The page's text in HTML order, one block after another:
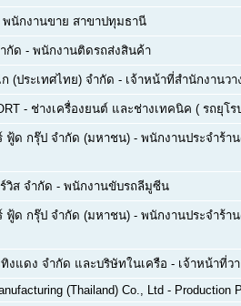
พนักงานขาย สาขาปทุมธานี
กัด - พนักงานติดรถส่งสินค้า
(ประเทศไทย) จำกัด - เจ้าหน้าที่สำนักงานวา
- ช่างเครื่องยนต์ และช่างเทคนิค ( รถยุโ
ฟู้ด กรุ๊ป จำกัด (มหาชน) - พนักงานประจำร้า
วิส จำกัด - พนักงานขับรถลีมูซีน
ฟู้ด กรุ๊ป จำกัด (มหาชน) - พนักงานประจำร้า
งแดง จำกัด และบริษัทในเครือ - เจ้าหน้าที่ว
(Thailand) Co., Ltd - Production